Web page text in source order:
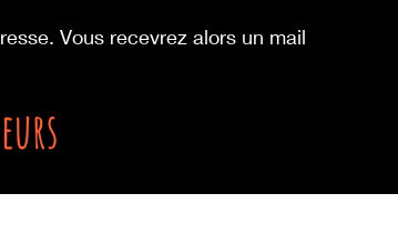
Vous recevrez alors un mail